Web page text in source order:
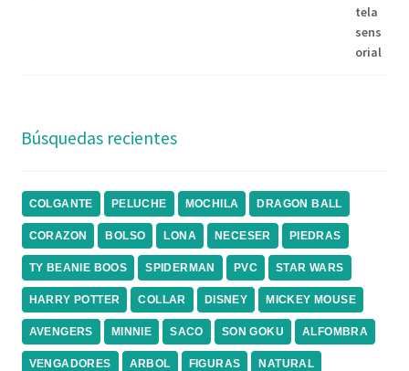
Búsquedas recientes
COLGANTE PELUCHE MOCHILA DRAGON BALL
CORAZON BOLSO LONA NECESER PIEDRAS
TY BEANIE BOOS SPIDERMAN PVC STAR WARS
HARRY POTTER COLLAR DISNEY MICKEY MOUSE
AVENGERS MINNIE SACO SON GOKU ALFOMBRA
VENGADORES ARBOL FIGURAS NATURAL